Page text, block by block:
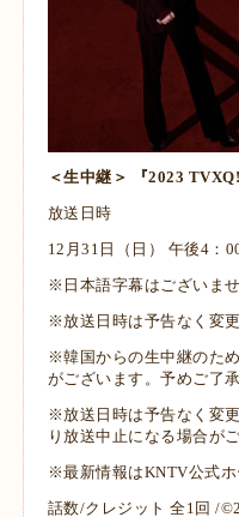
＜生中継＞ 『2023
放送日時
12月31日（日） 午後4：
※日本語字幕はございませ
※放送日時は予告なく変
※韓国からの生中継のた
がございます。予め ご了
※放送日時は予告なく変
り放送中止になる場合が
※最新情報はKNTV公式ホ
話数/クレジット 全1回 /